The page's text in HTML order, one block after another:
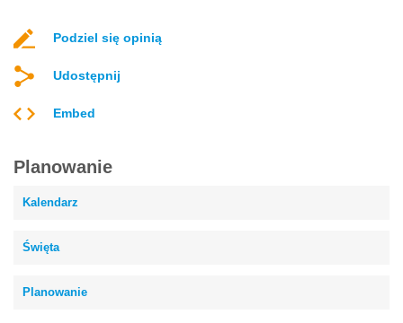
Podziel się opinią
Udostępnij
Embed
Planowanie
Kalendarz
Święta
Planowanie